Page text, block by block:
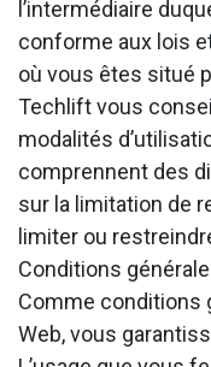
l’intermédiaire
conforme aux lois
où vous êtes situé
Techlift vous
modalités
comprennent des
sur la limitation de
limiter ou
Conditions
Comme conditions
Web, vous